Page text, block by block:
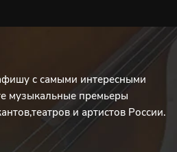
с самыми интересными
музыкальные премьеры
и артистов России.